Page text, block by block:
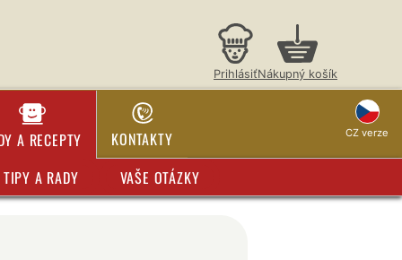
PrihlásiťNákupný košík
A RECEPTY KONTAKTY CZ verze
TIPY A RADY VAŠE OTÁZKY